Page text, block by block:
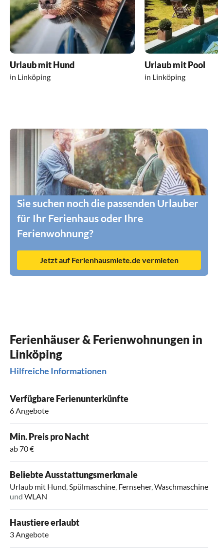
Urlaub mit Hund
in Linköping
Urlaub mit Pool
in Linköping
Sie suchen noch die passenden Urlauber
für Ihr Ferienhaus oder Ihre
Ferienwohnung?
Jetzt auf Ferienhausmiete.de vermieten
Ferienhäuser & Ferienwohnungen in
Linköping
Hilfreiche Informationen
Verfügbare Ferienunterkünfte
6 Angebote
Min. Preis pro Nacht
ab 70 €
Beliebte Ausstattungsmerkmale
Urlaub mit Hund,Spülmaschine, Fernseher,Waschmaschine
und WLAN
Haustiere erlaubt
3 Angebote